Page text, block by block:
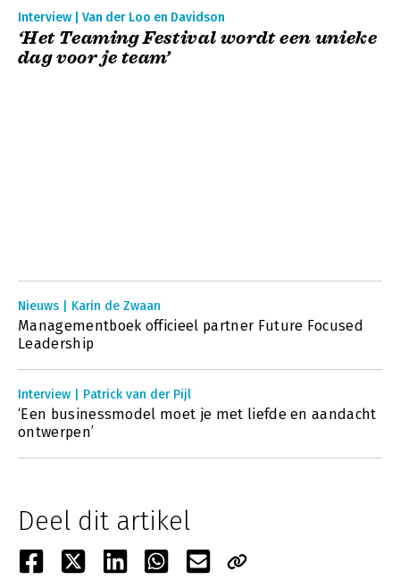
Interview | Van der Loo en Davidson
‘Het Teaming Festival wordt een unieke
dag voor je team’
Nieuws | Karin de Zwaan
Managementboek officieel partner Future Focused
Leadership
Interview | Patrick van der Pijl
‘Een businessmodel moet je met liefde en aandacht
ontwerpen’
Deel dit artikel